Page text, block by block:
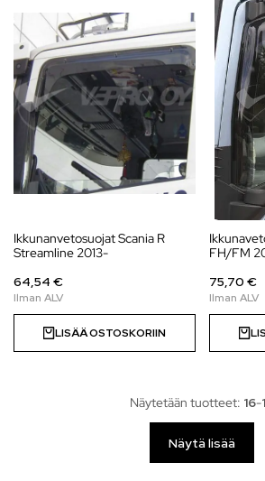
Ikkunanvetosuojat Scania R
Streamline 2013-
64,54 €
LISÄÄ OSTOSKORIIN
FH/FM
75,70 €
Näytetään tuotteet: 16-
Näytä lisää